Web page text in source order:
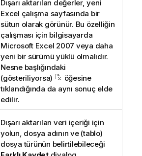
Dışarı aktarılan değerler, yeni
Excel çalışma sayfasında bir
sütun olarak görünür. Bu özelliğin
çalışması için bilgisayarda
Microsoft Excel 2007 veya daha
yeni bir sürümü yüklü olmalıdır.
Nesne başlığındaki
(gösteriliyorsa)
öğesine
tıklandığında da aynı sonuç elde
edilir.
Dışarı aktarılan veri içeriği için
yolun, dosya adının ve (tablo)
dosya türünün belirtilebileceği